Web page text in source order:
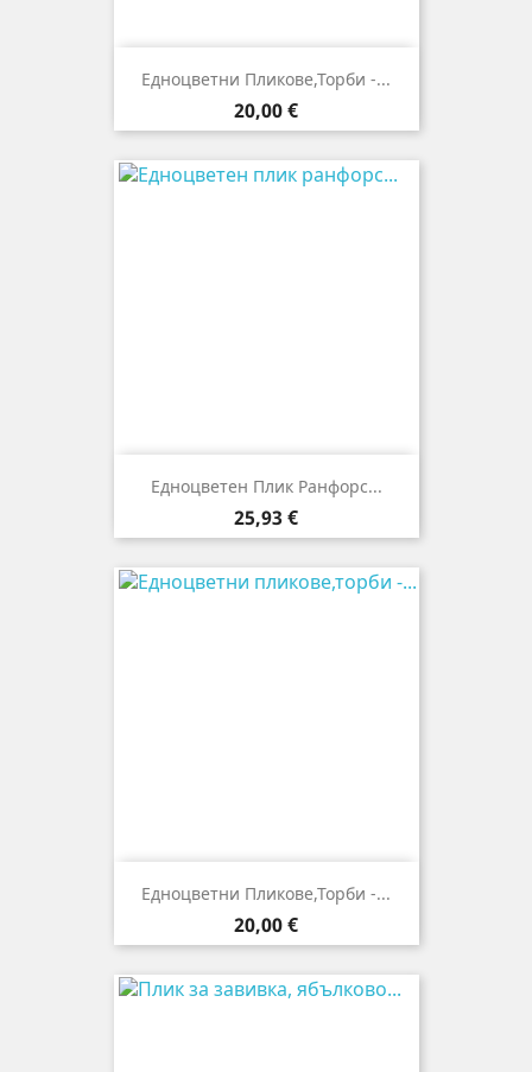
Едноцветни Пликове,торби -...
Цена
20,00 €
Едноцветен Плик Ранфорс...
Цена
25,93 €
Едноцветни Пликове,торби -...
Цена
20,00 €